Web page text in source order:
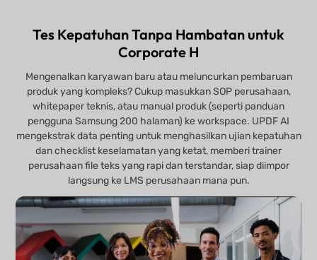
Tes Kepatuhan Tanpa Hambatan untuk
Corporate H
Mengenalkan karyawan baru atau meluncurkan pembaruan
produk yang kompleks? Cukup masukkan SOP perusahaan,
whitepaper teknis, atau manual produk (seperti panduan
pengguna Samsung 200 halaman) ke workspace. UPDF AI
mengekstrak data penting untuk menghasilkan ujian kepatuhan
dan checklist keselamatan yang ketat, memberi trainer
perusahaan file teks yang rapi dan terstandar, siap diimpor
langsung ke LMS perusahaan mana pun.